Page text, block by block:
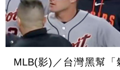
MLB(影)／台灣黑幫「